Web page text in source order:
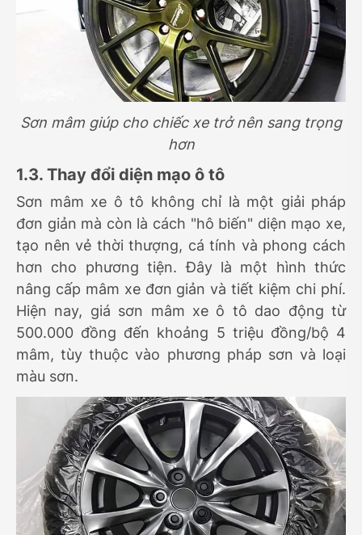
Sơn mâm giúp cho chiếc xe trở nên sang trọng
hơn
1.3. Thay đổi diện mạo ô tô
Sơn mâm xe ô tô không chỉ là một giải pháp
đơn giản mà còn là cách "hô biến" diện mạo xe,
tạo nên vẻ thời thượng, cá tính và phong cách
hơn cho phương tiện. Đây là một hình thức
nâng cấp mâm xe đơn giản và tiết kiệm chi phí.
Hiện nay, giá sơn mâm xe ô tô dao động từ
500.000 đồng đến khoảng 5 triệu đồng/bộ 4
mâm, tùy thuộc vào phương pháp sơn và loại
màu sơn.